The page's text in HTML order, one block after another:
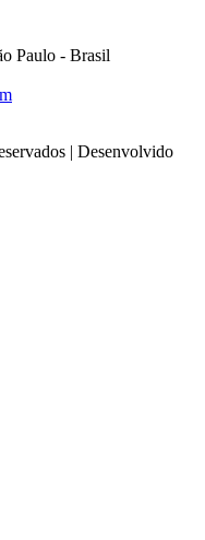
Paulo - Brasil
| Desenvolvido